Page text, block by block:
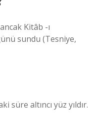
Kitâb -ı
sundu (Tesniye,
süre altıncı yüz yıldır.